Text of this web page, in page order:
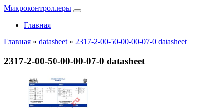
Микроконтроллеры
Главная
Главная » datasheet » 2317-2-00-50-00-00-07-0 datasheet
2317-2-00-50-00-00-07-0 datasheet